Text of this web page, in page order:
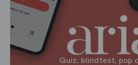
Quiz, blindtest, pop